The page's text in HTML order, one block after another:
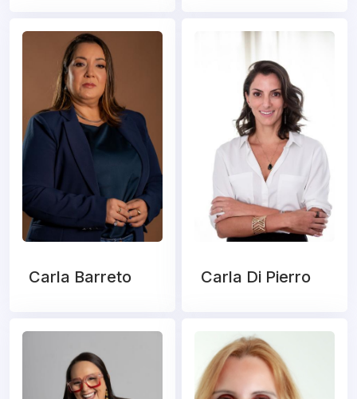
Carla Barreto Carla Di Pierro